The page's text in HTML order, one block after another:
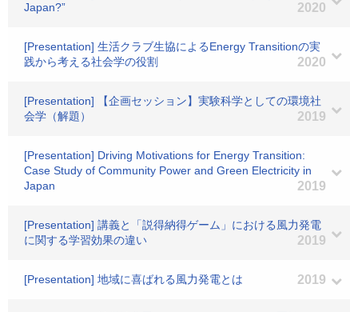
Japan?”
2020
[Presentation] 生活クラブ生協によるEnergy Transitionの実
践から考える社会学の役割
2020
[Presentation] 【企画セッション】実験科学としての環境社
会学（解題）
2019
[Presentation] Driving Motivations for Energy Transition:
Case Study of Community Power and Green Electricity in
Japan
2019
[Presentation] 講義と「説得納得ゲーム」における風力発電
に関する学習効果の違い
2019
[Presentation] 地域に喜ばれる風力発電とは 2019